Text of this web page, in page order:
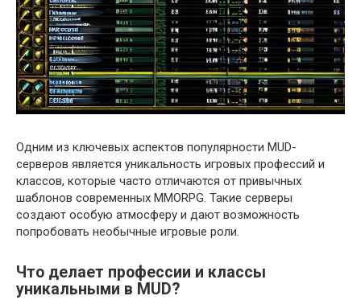
Одним из ключевых аспектов популярности MUD-
серверов является уникальность игровых профессий и
классов, которые часто отличаются от привычных
шаблонов современных MMORPG. Такие серверы
создают особую атмосферу и дают возможность
попробовать необычные игровые роли.
Что делает профессии и классы
уникальными в MUD?